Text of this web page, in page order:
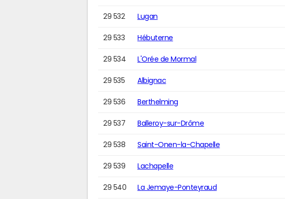
29 532 Lugan
29 533 Hébuterne
29 534 L'Orée de Mormal
29 535 Albignac
29 536 Berthelming
29 537 Balleroy-sur-Drôme
29 538 Saint-Onen-la-Chapelle
29 539 Lachapelle
29 540 La Jemaye-Ponteyraud